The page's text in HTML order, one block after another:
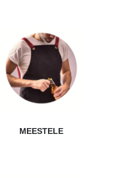
MEESTELE